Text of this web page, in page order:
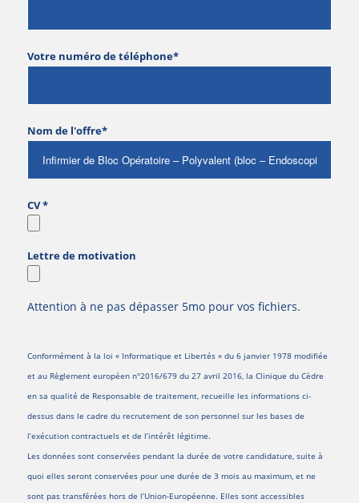
Votre numéro de téléphone*
Nom de l'offre*
CV *
Lettre de motivation
Attention à ne pas dépasser 5mo pour vos fichiers.
Conformément à la loi « Informatique et Libertés » du 6 janvier 1978 modifiée
et au Règlement européen n°2016/679 du 27 avril 2016, la Clinique du Cèdre
en sa qualité de Responsable de traitement, recueille les informations ci-
dessus dans le cadre du recrutement de son personnel sur les bases de
l’exécution contractuels et de l’intérêt légitime.
Les données sont conservées pendant la durée de votre candidature, suite à
quoi elles seront conservées pour une durée de 3 mois au maximum, et ne
sont pas transférées hors de l’Union-Européenne. Elles sont accessibles